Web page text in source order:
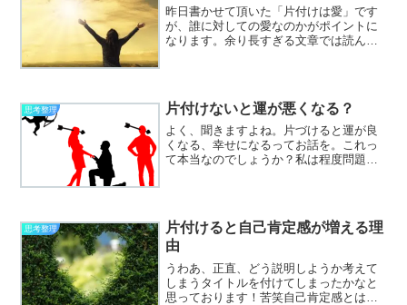
昨日書かせて頂いた「片付けは愛」です
が、誰に対しての愛なのかがポイントに
なります。余り長すぎる文章では読んで
単に物の片付けにとどまら...
思考整理 片付けないと運が悪くなる？
よく、聞きますよね。片づけると運が良
くなる、幸せになるってお話を。これっ
て本当なのでしょうか？私は程度問題な
どころかウキウキテンショ...
思考整理
片付けると自己肯定感が増える理
由
うわあ、正直、どう説明しようか考えて
しまうタイトルを付けてしまったかなと
思っております！苦笑自己肯定感とは自